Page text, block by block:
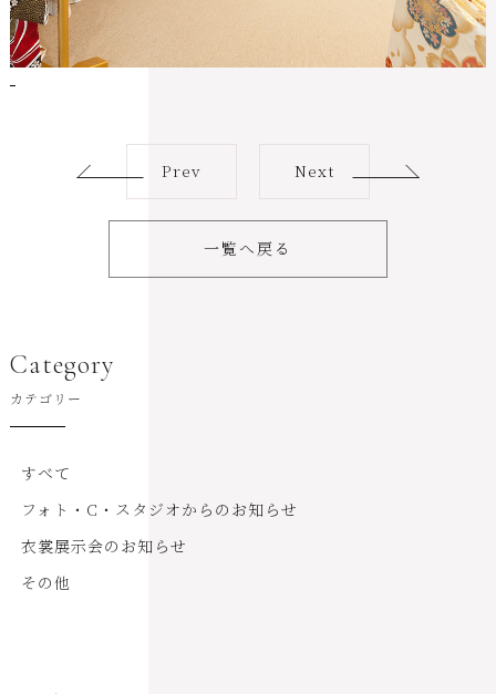
Prev
一覧へ戻る
Next
Category
カテゴリー
すべて
フォト・C・スタジオからのお知らせ
衣裳展示会のお知らせ
その他